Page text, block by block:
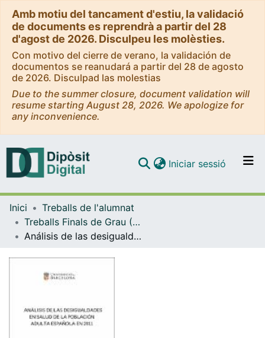
Amb motiu del tancament d'estiu, la validació
de documents es reprendrà a partir del 28
d'agost de 2026. Disculpeu les molèsties.
Con motivo del cierre de verano, la validación de
documentos se reanudará a partir del 28 de agosto
de 2026. Disculpad las molestias
Due to the summer closure, document validation will
resume starting August 28, 2026. We apologize for
any inconvenience.
Navega per tot el DD
Com publicar
Iniciar sessió (current)
Inici
Treballs de l'alumnat
Treballs Finals de Grau (TFG) - Sociologia
Análisis de las desigualdades en salud de la población adulta española en 2011